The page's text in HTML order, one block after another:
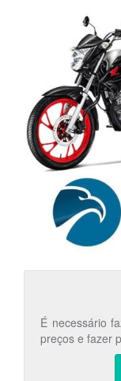
É necessário
preços e fazer